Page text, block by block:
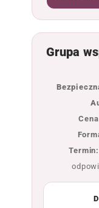
Grupa
Termin: